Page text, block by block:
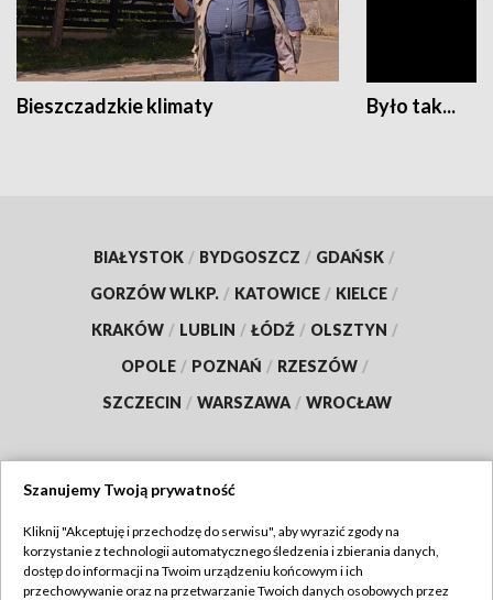
Bieszczadzkie klimaty Było tak...
BIAŁYSTOK / BYDGOSZCZ / GDAŃSK /
GORZÓW WLKP. / KATOWICE / KIELCE /
KRAKÓW / LUBLIN / ŁÓDŹ / OLSZTYN /
OPOLE / POZNAŃ / RZESZÓW /
SZCZECIN / WARSZAWA / WROCŁAW
TVP
Abonament TVP
Szanujemy Twoją prywatność
Kliknij "Akceptuję i przechodzę do serwisu", aby wyrazić zgody na
korzystanie z technologii automatycznego śledzenia i zbierania danych,
dostęp do informacji na Twoim urządzeniu końcowym i ich
przechowywanie oraz na przetwarzanie Twoich danych osobowych przez